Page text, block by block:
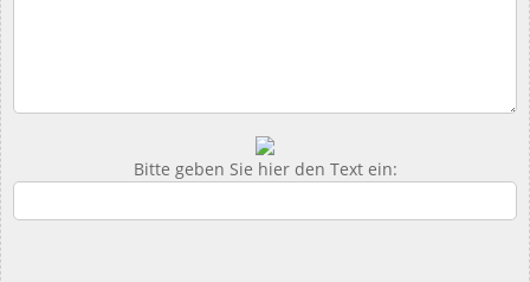
Bitte geben Sie hier den Text ein: